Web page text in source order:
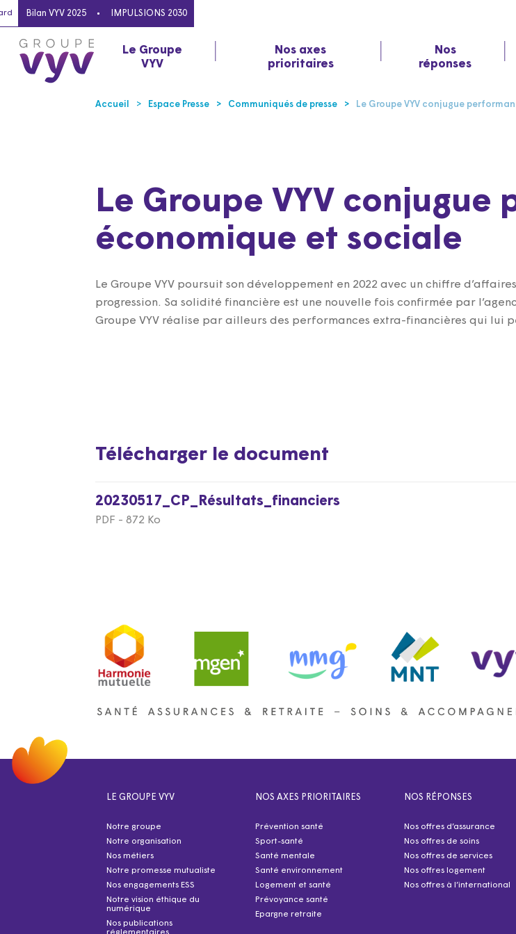
Bilan VYV 2025 IMPULSIONS 2030
Le Groupe
VYV
Nos axes
prioritaires
Nos
réponses
Accueil Espace Presse Communiqués de presse Le Groupe VYV conjugue
Le Groupe VYV conjugue
économique et sociale
Le Groupe VYV poursuit son développement en 2022 avec un chiffre
progression. Sa solidité financière est une nouvelle fois confirmée par
Groupe VYV réalise par ailleurs des performances extra-financières qui lui
Télécharger le document
20230517_CP_Résultats_financiers
PDF - 872 Ko
LE GROUPE VYV
Notre groupe
Notre organisation
Nos métiers
Notre promesse mutualiste
Nos engagements ESS
Notre vision éthique du
numérique
Nos publications
NOS AXES PRIORITAIRES
Prévention santé
Sport-santé
Santé mentale
Santé environnement
Logement et santé
Prévoyance santé
Epargne retraite
NOS RÉPONSES
Nos offres d’assurance
Nos offres de soins
Nos offres de services
Nos offres logement
Nos offres à l’international